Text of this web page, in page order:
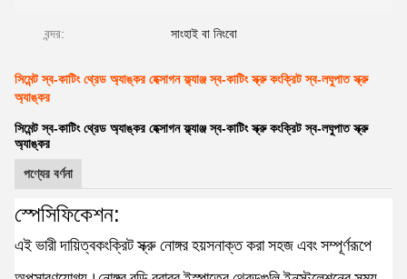
বন্দর: সাংহাই বা নিংবো
সিমেন্ট স্ব-কাটিং থ্রেড অ্যাঙ্কর হেক্সাগন ফ্ল্যাঞ্জ স্ব-কাটিং স্ক্রু কংক্রিট স্ব-লঘুপাত স্ক্রু
অ্যাঙ্কর
সিমেন্ট স্ব-কাটিং থ্রেড অ্যাঙ্কর হেক্সাগন ফ্ল্যাঞ্জ স্ব-কাটিং স্ক্রু কংক্রিট স্ব-লঘুপাত স্ক্রু
অ্যাঙ্কর
পণ্যের বর্ণনা
স্পেসিফিকেশন:
এই ভারী দায়িত্বকংক্রিট স্ক্রু নোঙ্গর হয়সনাক্ত করা সহজ এবং সম্পূর্ণরূপে